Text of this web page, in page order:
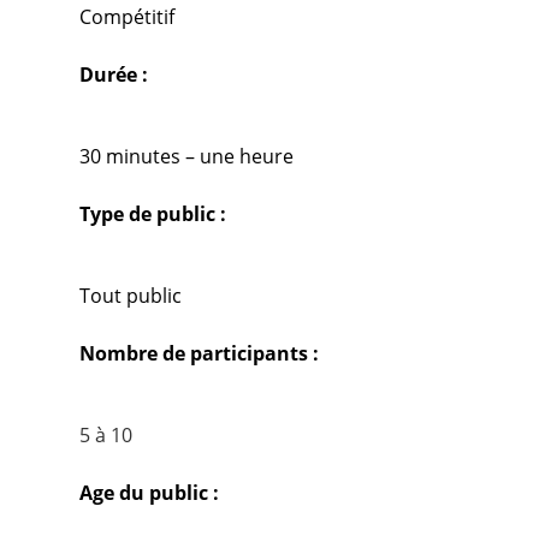
Compétitif
Durée :
30 minutes – une heure
Type de public :
Tout public
Nombre de participants :
5 à 10
Age du public :